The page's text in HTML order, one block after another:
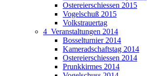
Ostereierschiessen 2015
Vogelschuß 2015
Volkstrauertag
4_Veranstaltungen 2014
Bosselturnier 2014
Kameradschaftstag 2014
Ostereierschiessen 2014
Prunkkirmes 2014